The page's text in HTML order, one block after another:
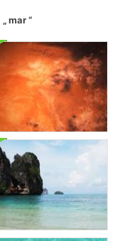
mar